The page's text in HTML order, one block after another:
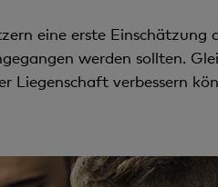
eine erste Einschätzung
werden sollten.
Liegenschaft verbessern